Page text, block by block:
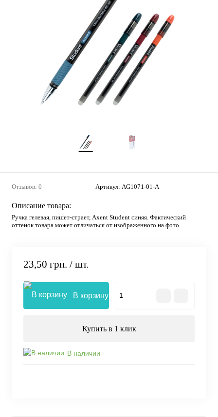
Отзывов: 0 Артикул: AG1071-01-A
Описание товара:
Ручка гелевая, пишет-страет, Axent Student синяя. Фактический
оттенок товара может отличаться от изображенного на фото.
23,50 грн. / шт.
В корзину
Купить в 1 клик
В наличии